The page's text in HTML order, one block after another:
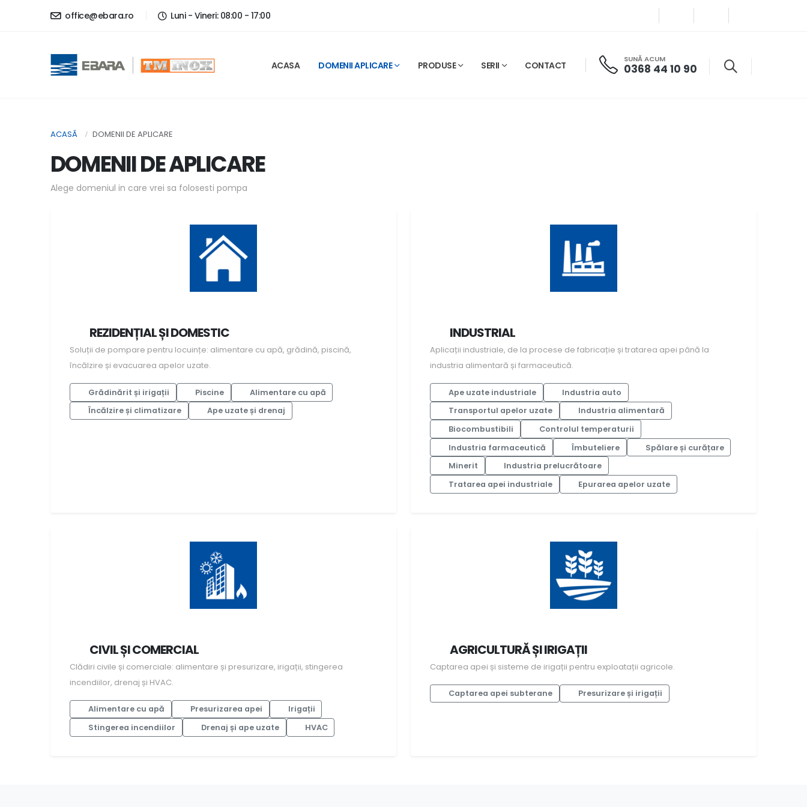
office@ebara.ro Luni - Vineri: 08:00 - 17:00
ACASA DOMENII APLICARE PRODUSE SERII CONTACT
SUNĂ ACUM
0368 44 10 90
ACASĂ DOMENII DE APLICARE
DOMENII DE APLICARE
Alege domeniul in care vrei sa folosesti pompa
REZIDENȚIAL ȘI DOMESTIC
Soluții de pompare pentru locuințe: alimentare cu apă, grădină, piscină,
încălzire și evacuarea apelor uzate.
Grădinărit și irigații Piscine
Alimentare cu apă
Încălzire și climatizare
Ape uzate și drenaj
INDUSTRIAL
Aplicații industriale, de la procese de fabricație și tratarea apei până la
industria alimentară și farmaceutică.
Ape uzate industriale
Industria auto
Transportul apelor uzate
Industria alimentară
Biocombustibili
Controlul temperaturii
Industria farmaceutică
Îmbuteliere
Spălare și curățare
Minerit
Industria prelucrătoare
Tratarea apei industriale
Epurarea apelor uzate
CIVIL ȘI COMERCIAL
Clădiri civile și comerciale: alimentare și presurizare, irigații, stingerea
incendiilor, drenaj și HVAC.
Alimentare cu apă Presurizarea apei
Irigații
Stingerea incendiilor
Drenaj și ape uzate HVAC
AGRICULTURĂ ȘI IRIGAȚII
Captarea apei și sisteme de irigații pentru exploatații agricole.
Captarea apei subterane Presurizare și irigații